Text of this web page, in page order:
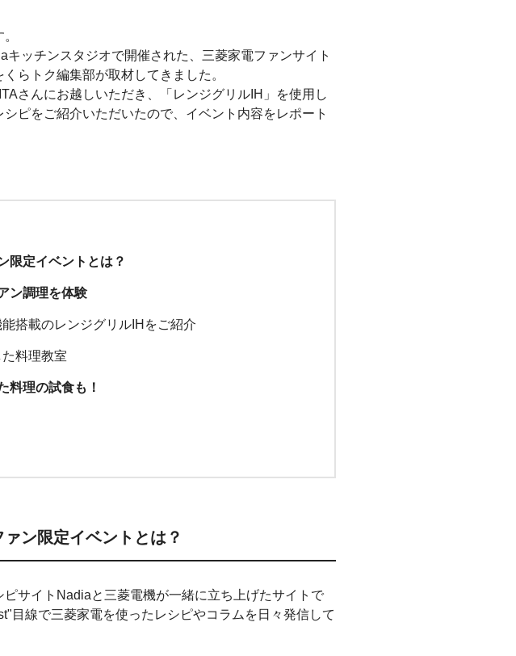
ッチンスタジオで開催された、三菱家電ファンサイト
らトク編集部が取材してきました。
さんにお越しいただき、「レンジグリルIH」を使用し
ピをご紹介いただいたので、イベント内容をレポート
限定イベントとは？
ン調理を体験
搭載のレンジグリルIHをご紹介
料理教室
料理の試食も！
ン限定イベントとは？
ピサイトNadiaと三菱電機が一緒に立ち上げたサイトで
目線で三菱家電を使ったレシピやコラムを日々発信して